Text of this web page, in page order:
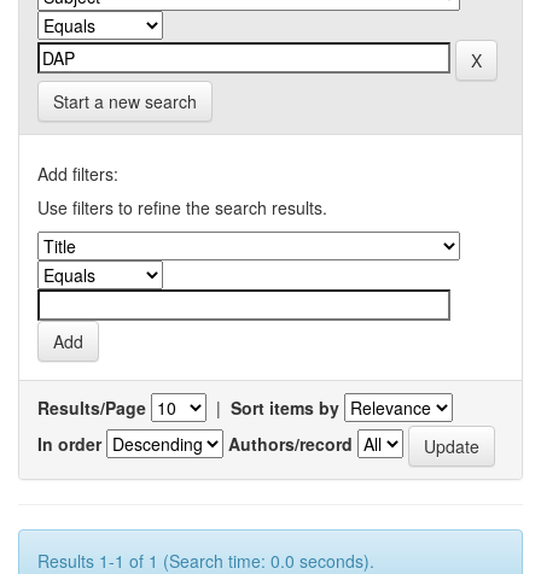
Start a new search
Add filters:
Use filters to refine the search results.
Results/Page | Sort items by
In order
Authors/record
Results 1-1 of 1 (Search time: 0.0 seconds).